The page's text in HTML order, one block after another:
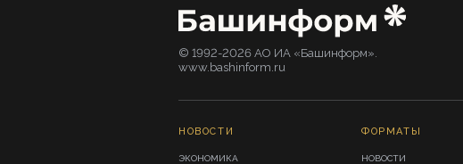
© 1992-2026 АО ИА «Башинформ».
www.bashinform.ru
НОВОСТИ
ЭКОНОМИКА
ФОРМАТЫ
НОВОСТИ